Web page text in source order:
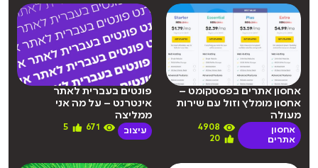
אחסון אתרים בפסטקומט –
אחסון מומלץ וזול עם שירות
מעולה
אחסון
אתרים
4908
20
פונטים בעברית לאתר
אינטרנט – על מה אני
ממליצה
עיצוב 671
5